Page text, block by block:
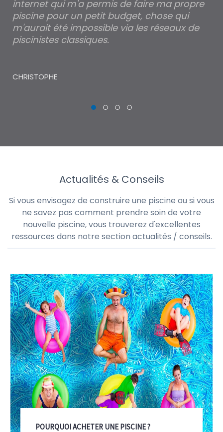
internet qui m'a permis de faire ma propre
piscine pour un petit budget, chose qui
m'aurait été impossible via les réseaux de
piscinistes classiques.
CHRISTOPHE
Actualités & Conseils
Si vous envisagez de construire une piscine ou si vous
ne savez pas comment prendre soin de votre
nouvelle piscine, vous trouverez d'excellentes
ressources dans notre section actualités / conseils.
POURQUOI ACHETER UNE PISCINE ?